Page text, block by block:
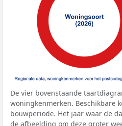
De vier bovenstaande
woningkenmerken. Beschikbare
bouwperiode. Het jaar waar de
de afbeelding om deze groter